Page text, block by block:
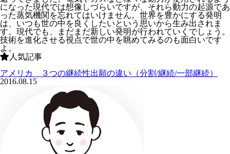
になった現代では想像しづらいですが、それら動力の起源であ
った蒸気機関を忘れてはいけません。世界を豊かにする発明
は、いつも世の中を良くしたいという思いから生み出されま
す。現代でも、まだまだ新しい発明が行われていくでしょう。
技術を進化させる視点で世の中を眺めてみるのも面白いです
よ。
人気記事
アメリカ ３つの継続性出願の違い（分割/継続/一部継続）
2016.08.15